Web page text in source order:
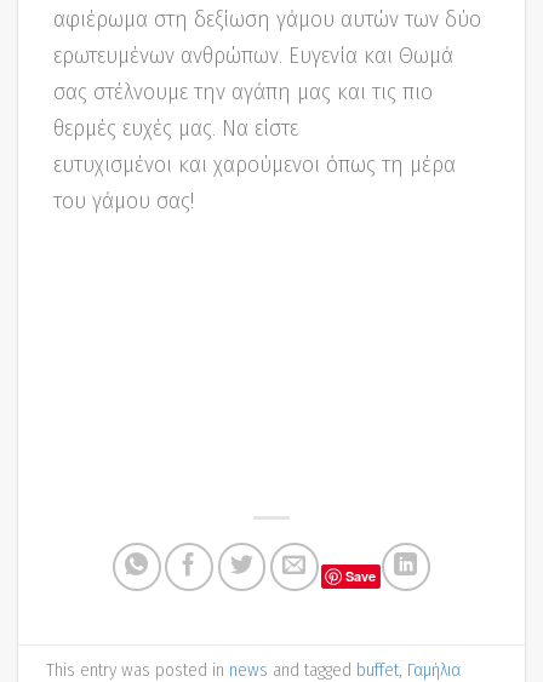
αφιέρωμα στη δεξίωση γάμου αυτών των δύο
ερωτευμένων ανθρώπων. Ευγενία και Θωμά
σας στέλνουμε την αγάπη μας και τις πιο
θερμές ευχές μας. Να είστε
ευτυχισμένοι και χαρούμενοι όπως τη μέρα
του γάμου σας!
Save
This entry was posted in news and tagged buffet, Γαμήλια